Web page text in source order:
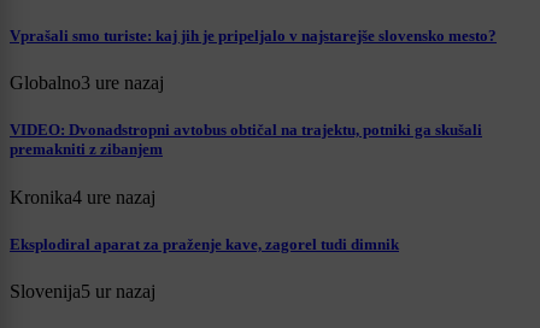
Vprašali smo turiste: kaj jih je pripeljalo v najstarejše slovensko mesto?
Globalno3 ure nazaj
VIDEO: Dvonadstropni avtobus obtičal na trajektu, potniki ga skušali
premakniti z zibanjem
Kronika4 ure nazaj
Eksplodiral aparat za praženje kave, zagorel tudi dimnik
Slovenija5 ur nazaj